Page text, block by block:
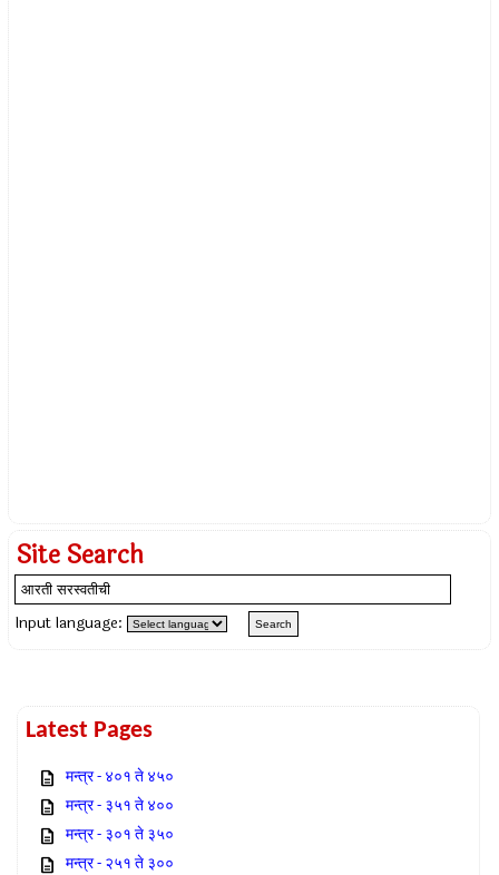
Site Search
Input language:
Latest Pages
मन्त्र - ४०१ ते ४५०
मन्त्र - ३५१ ते ४००
मन्त्र - ३०१ ते ३५०
मन्त्र - २५१ ते ३००